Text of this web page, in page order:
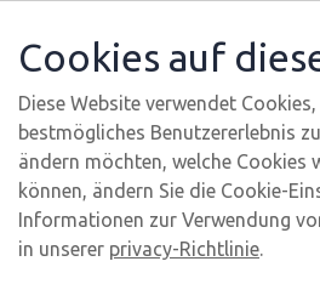
Wählen Sie Ihren Zeitraum im
sehen, wie viel Rabatt Sie in
Zeitraum
Sie haben nach einer
mit 2 Personen
Cookies auf
Diese Website verwendet
bestmögliches Benutzererlebnis
ändern möchten, welche Cookies
können, ändern Sie die Cookie-
Informationen zur Verwendung
in unserer privacy-Richtlinie.